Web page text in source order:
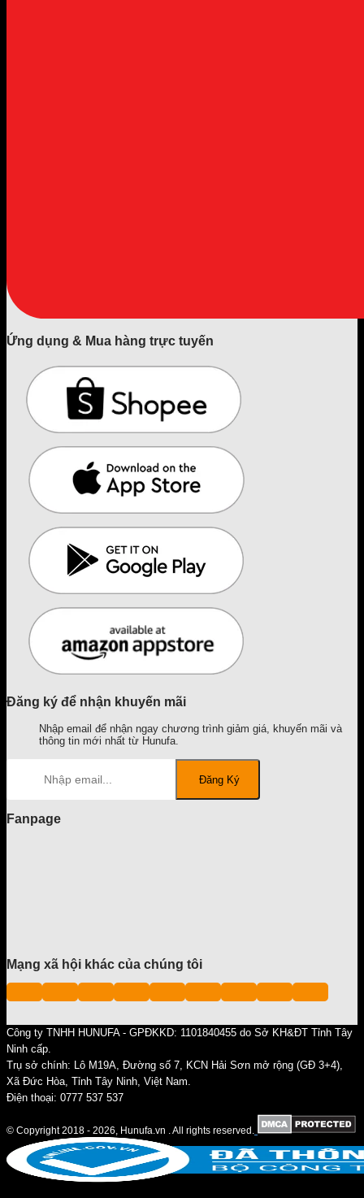
Ứng dụng & Mua hàng trực tuyến
Đăng ký để nhận khuyến mãi
Nhập email để nhận ngay chương trình giảm giá, khuyến mãi và
thông tin mới nhất từ Hunufa.
Fanpage
Mạng xã hội khác của chúng tôi
Công ty TNHH HUNUFA - GPĐKKD: 1101840455 do Sở KH&ĐT Tỉnh Tây
Ninh cấp.
Trụ sở chính: Lô M19A, Đường số 7, KCN Hải Sơn mở rộng (GĐ 3+4),
Xã Đức Hòa, Tỉnh Tây Ninh, Việt Nam.
Điện thoại: 0777 537 537
© Copyright 2018 - 2026, Hunufa.vn . All rights reserved.